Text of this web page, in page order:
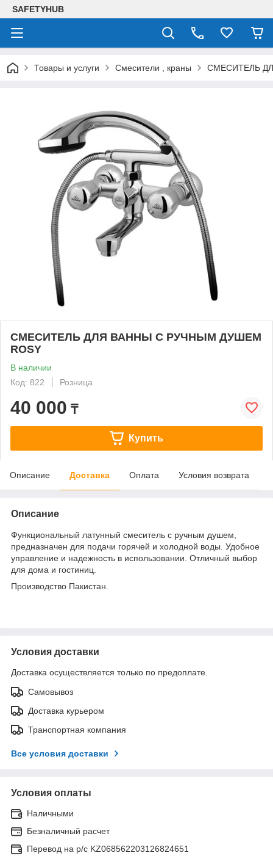
SAFETYHUB
Товары и услуги Смесители , краны СМЕСИТЕЛЬ
СМЕСИТЕЛЬ ДЛЯ ВАННЫ С РУЧНЫМ ДУШЕМ
ROSY
В наличии
Код: 822
Розница
40 000 ₸
Купить
Описание Доставка Оплата Условия возврата
Описание
Функциональный латунный смеситель с ручным душем,
предназначен для подачи горячей и холодной воды. Удобное
управление и надежность в использовании. Отличный выбор
для дома и гостиниц.
Производство Пакистан.
Условия доставки
Доставка осуществляется только по предоплате.
Самовывоз
Доставка курьером
Транспортная компания
Все условия доставки
Условия оплаты
Наличными
Безналичный расчет
Перевод на р/с KZ068562203126824651